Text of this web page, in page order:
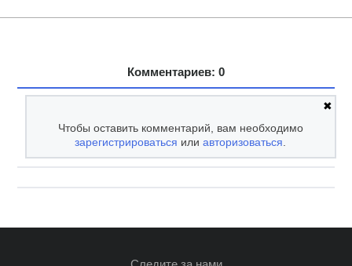
Комментариев: 0
✖
Чтобы оставить комментарий, вам необходимо
зарегистрироваться илиавторизоваться